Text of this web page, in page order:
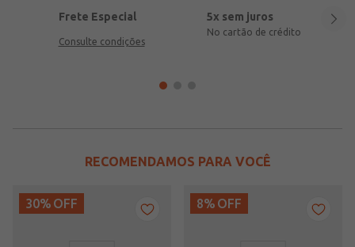
Frete Especial
Consulte condições
5x sem juros
No cartão de crédito
RECOMENDAMOS PARA VOCÊ
30% OFF 8% OFF